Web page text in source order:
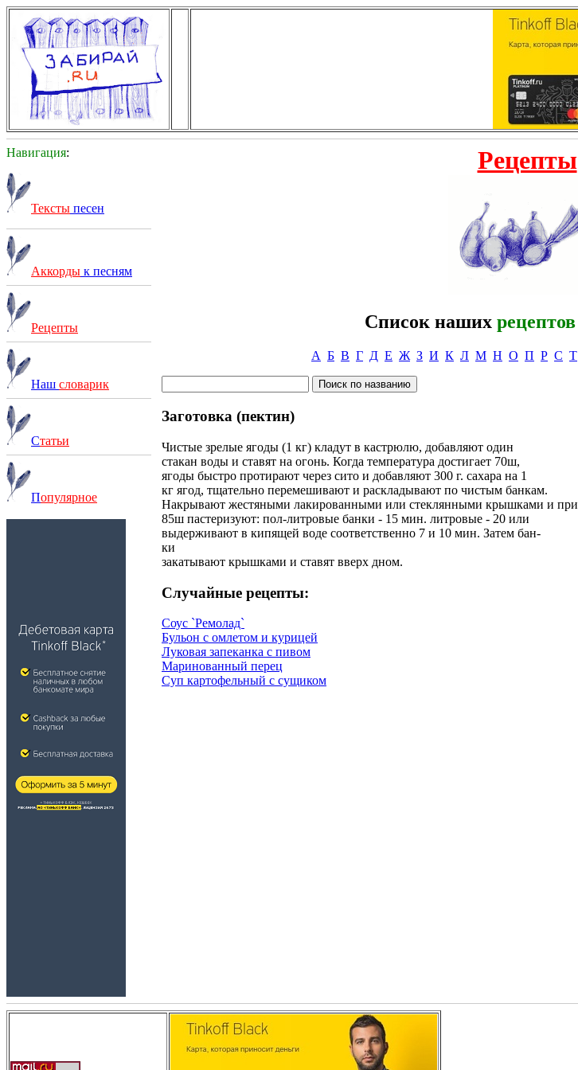
Навигация:
Тексты песен
Аккорды к песням
Рецепты
Наш словарик
Статьи
Популярное
Рецепты
Список наших рецептов
А Б В Г Д Е Ж З И К Л М Н О П Р С Т
Заготовка (пектин)
Чистые зрелые ягоды (1 кг) кладут в кастрюлю, добавляют один
стакан воды и ставят на огонь. Когда температура достигает 70ш,
ягоды быстро протирают через сито и добавляют 300 г. сахара на 1
кг ягод, тщательно перемешивают и раскладывают по чистым банкам.
Накрывают жестяными лакированными или стеклянными крышками и при
85ш пастеризуют: пол-литровые банки - 15 мин. литровые - 20 или
выдерживают в кипящей воде соответственно 7 и 10 мин. Затем бан-
ки
закатывают крышками и ставят вверх дном.
Случайные рецепты:
Соус `Ремолад`
Бульон с омлетом и курицей
Луковая запеканка с пивом
Маринованный перец
Суп картофельный с сущиком